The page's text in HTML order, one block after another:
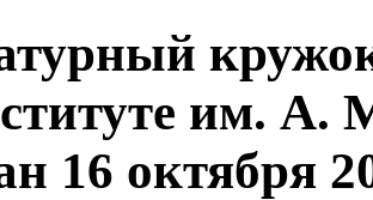
им. А.
16 октября